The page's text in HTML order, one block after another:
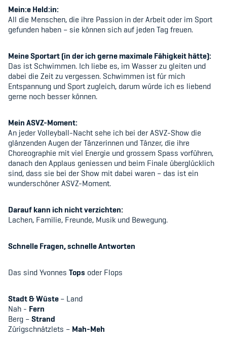
Schwangerschaft & Sport
Spitzensport & Studium
Organisation
Team
Offene Stellen
Mitgliedervereine
Sponsoren und Partner
Netzwerk
Mein:e Held:in:
All die Menschen, die ihre Passion in der Arbeit oder im Sport
gefunden haben – sie können sich auf jeden Tag freuen.
Meine Sportart (in der ich gerne maximale Fähigkeit hätte):
Das ist Schwimmen. Ich liebe es, im Wasser zu gleiten und
dabei die Zeit zu vergessen. Schwimmen ist für mich
Entspannung und Sport zugleich, darum würde ich es liebend
gerne noch besser können.
Mein ASVZ-Moment:
An jeder Volleyball-Nacht sehe ich bei der ASVZ-Show die
glänzenden Augen der Tänzerinnen und Tänzer, die ihre
Choreographie mit viel Energie und grossem Spass vorführen,
danach den Applaus geniessen und beim Finale überglücklich
sind, dass sie bei der Show mit dabei waren – das ist ein
wunderschöner ASVZ-Moment.
Darauf kann ich nicht verzichten:
Lachen, Familie, Freunde, Musik und Bewegung.
Schnelle Fragen, schnelle Antworten
Das sind Yvonnes Tops oder Flops
Stadt & Wüste– Land
Nah - Fern
Berg –Strand
Zürigschnätzlets – Mah-Meh